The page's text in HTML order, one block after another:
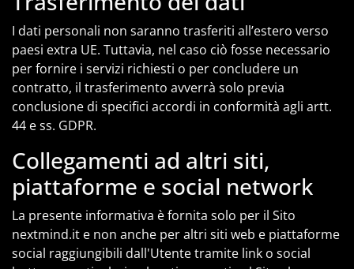
I dati personali non saranno trasferiti all’estero verso
paesi extra UE. Tuttavia, nel caso ciò fosse necessario
per fornire i servizi richiesti o per concludere un
contratto, il trasferimento avverrà solo previa
conclusione di specifici accordi in conformità agli artt.
44 e ss. GDPR.
Collegamenti ad altri siti,
piattaforme e social network
La presente informativa è fornita solo per il Sito
nextmind.it e non anche per altri siti web e piattaforme
social raggiungibili dall'Utente tramite link o social